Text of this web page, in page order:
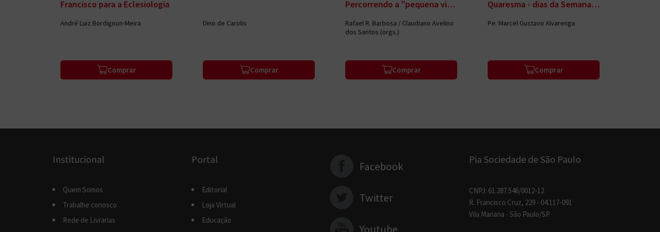
Francisco para a Eclesiologia
André Luiz Bordignon-Meira
Comprar
Dino de Carolis
Comprar
Percorrendo a "pequena via"
Rafael R. Barbosa / Claudiano Avelino
dos Santos (orgs.)
Comprar
Quaresma - dias da Semana e
Pe. Marcel Gustavo Alvarenga
Comprar
Institucional
Quem Somos
Trabalhe conosco
Rede de Livrarias
Portal
Editorial
Loja Virtual
Educação
Facebook
Twitter
Youtube
Pia Sociedade de São Paulo
CNPJ: 61.287.546/0012-12
R. Francisco Cruz, 229 - 04.117-091
Vila Mariana - São Paulo/SP